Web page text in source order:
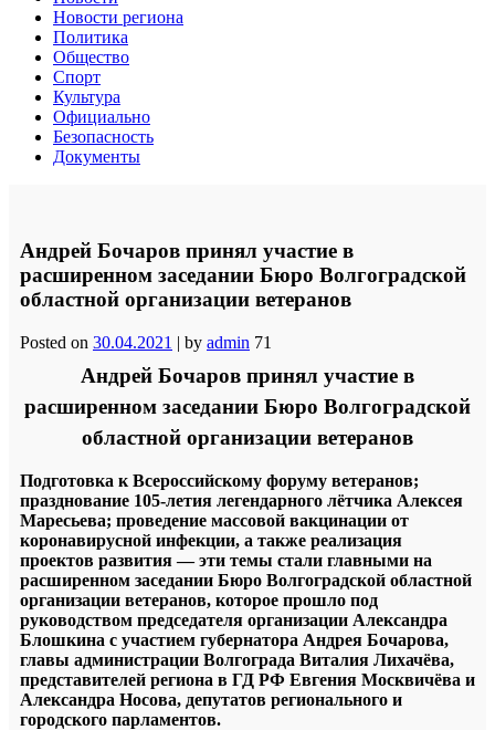
Новости региона
Политика
Общество
Спорт
Культура
Официально
Безопасность
Документы
Андрей Бочаров принял участие в
расширенном заседании Бюро Волгоградской
областной организации ветеранов
Posted on 30.04.2021 | by admin 71
Андрей Бочаров принял участие в
расширенном заседании Бюро Волгоградской
областной организации ветеранов
Подготовка к Всероссийскому форуму ветеранов;
празднование 105-летия легендарного лётчика Алексея
Маресьева; проведение массовой вакцинации от
коронавирусной инфекции, а также реализация
проектов развития — эти темы стали главными на
расширенном заседании Бюро Волгоградской областной
организации ветеранов, которое прошло под
руководством председателя организации Александра
Блошкина с участием губернатора Андрея Бочарова,
главы администрации Волгограда Виталия Лихачёва,
представителей региона в ГД РФ Евгения Москвичёва и
Александра Носова, депутатов регионального и
городского парламентов.